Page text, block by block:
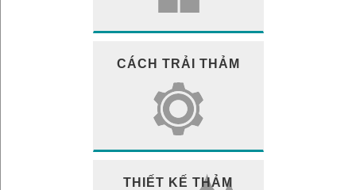
CÁCH TRẢI THẢM
THIẾT KẾ THẢM